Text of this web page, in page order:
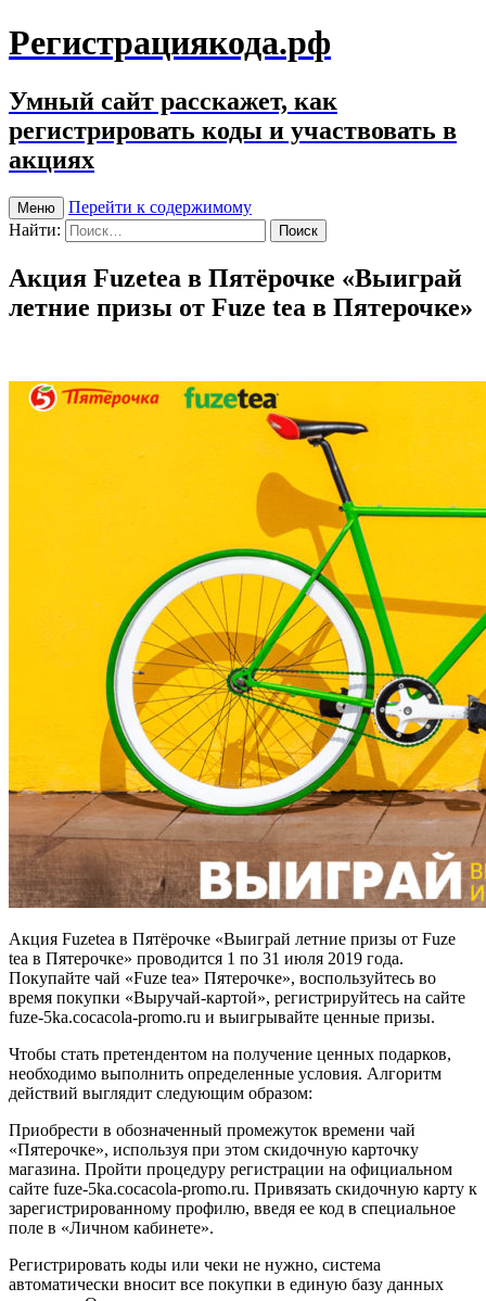
Регистрациякода.рф
Умный сайт расскажет, как
регистрировать коды и участвовать в
акциях
Меню
Перейти к содержимому
Найти:
Акция Fuzetea в Пятёрочке «Выиграй
летние призы от Fuze tea в Пятерочке»
Акция Fuzetea в Пятёрочке «Выиграй летние призы от Fuze
tea в Пятерочке» проводится 1 по 31 июля 2019 года.
Покупайте чай «Fuze tea» Пятерочке», воспользуйтесь во
время покупки «Выручай-картой», регистрируйтесь на сайте
fuze-5ka.cocacola-promo.ru и выигрывайте ценные призы.
Чтобы стать претендентом на получение ценных подарков,
необходимо выполнить определенные условия. Алгоритм
действий выглядит следующим образом:
Приобрести в обозначенный промежуток времени чай
«Пятерочке», используя при этом скидочную карточку
магазина. Пройти процедуру регистрации на официальном
сайте fuze-5ka.cocacola-promo.ru. Привязать скидочную карту к
зарегистрированному профилю, введя ее код в специальное
поле в «Личном кабинете».
Регистрировать коды или чеки не нужно, система
автоматически вносит все покупки в единую базу данных